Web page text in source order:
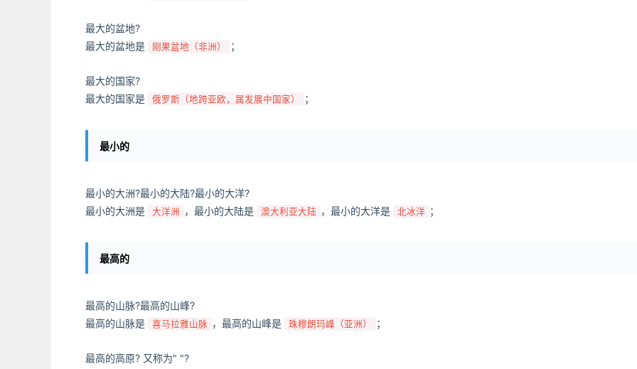
最大的盆地?
最大的盆地是
刚果盆地（非洲） ；
最大的国家?
最大的国家是
俄罗斯（地跨亚欧，属发展中国家） ；
最小的
最小的大洲?最小的大陆?最小的大洋?
最小的大洲是
大洋洲 ，最小的大陆是 澳大利亚大陆 ，最小的大洋是 北冰洋 ；
最高的
最高的山脉?最高的山峰?
最高的山脉是
喜马拉雅山脉 ，最高的山峰是 珠穆朗玛峰（亚洲） ；
最高的高原? 又称为" "?